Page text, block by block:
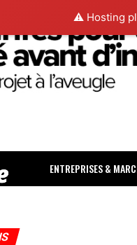
⚠️ Hosting
ENTREPRISES &